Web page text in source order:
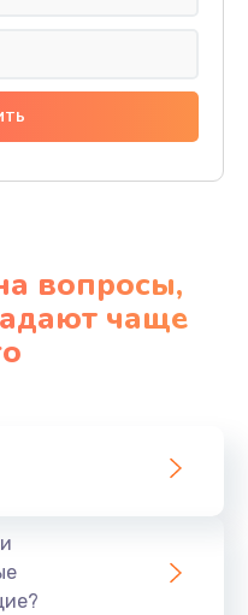
чистка
вопросы,
чаще